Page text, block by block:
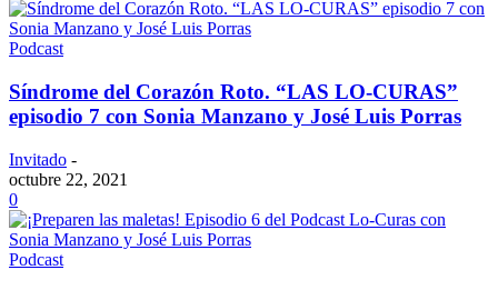
Podcast
Síndrome del Corazón Roto. “LAS LO-CURAS”
episodio 7 con Sonia Manzano y José Luis Porras
Invitado -
octubre 22, 2021
0
Podcast